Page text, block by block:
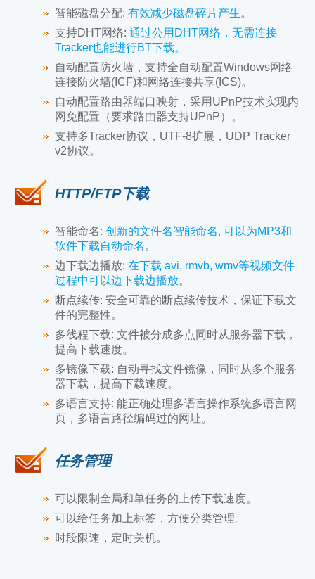
智能磁盘分配: 有效减少磁盘碎片产生。
支持DHT网络: 通过公用DHT网络，无需连接
Tracker也能进行BT下载。
自动配置防火墙，支持全自动配置Windows网络
连接防火墙(ICF)和网络连接共享(ICS)。
自动配置路由器端口映射，采用UPnP技术实现内
网免配置（要求路由器支持UPnP）。
支持多Tracker协议，UTF-8扩展，UDP Tracker
v2协议。
HTTP/FTP下载
智能命名: 创新的文件名智能命名, 可以为MP3和
软件下载自动命名 。
边下载边播放: 在下载 avi, rmvb, wmv等视频文件
过程中可以边下载边播放。
断点续传: 安全可靠的断点续传技术，保证下载文
件的完整性。
多线程下载: 文件被分成多点同时从服务器下载，
提高下载速度。
多镜像下载: 自动寻找文件镜像，同时从多个服务
器下载，提高下载速度。
多语言支持: 能正确处理多语言操作系统多语言网
页，多语言路径编码过的网址。
任务管理
可以限制全局和单任务的上传下载速度。
可以给任务加上标签，方便分类管理。
时段限速，定时关机。